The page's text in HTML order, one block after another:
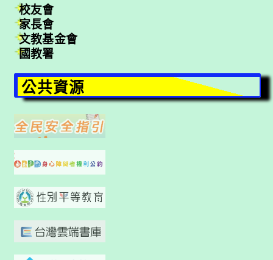
校友會
家長會
文教基金會
國教署
公共資源